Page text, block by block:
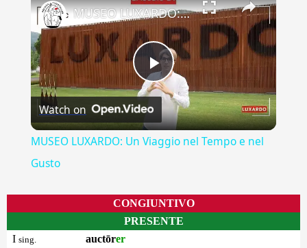
Play
Video
MUSEO LUXARDO: Un Viaggio nel Tempo e nel Gusto
Watch on
MUSEO LUXARDO: Un Viaggio nel Tempo e nel
Gusto
CONGIUNTIVO
PRESENTE
I sing. auctōrer